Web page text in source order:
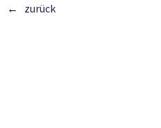
zurück